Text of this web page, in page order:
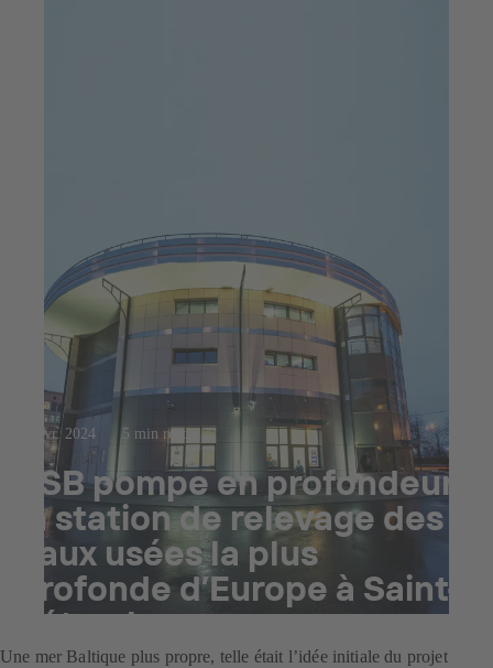
10 avr. 2024 5 min read
KSB pompe en profondeur :
la station de relevage des
eaux usées la plus
profonde d’Europe à Saint-
Pétersbourg
Une mer Baltique plus propre, telle était l’idée initiale du projet